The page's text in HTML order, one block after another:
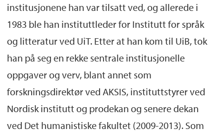
institusjonene han var tilsatt ved, og allerede i
1983 ble han instituttleder for Institutt for språk
og litteratur ved UiT. Etter at han kom til UiB, tok
han på seg en rekke sentrale institusjonelle
oppgaver og verv, blant annet som
forskningsdirektør ved AKSIS, instituttstyrer ved
Nordisk institutt og prodekan og senere dekan
ved Det humanistiske fakultet (2009-2013). Som